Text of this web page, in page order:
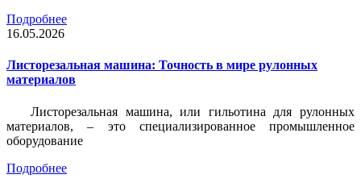
Подробнее
16.05.2026
Листорезальная машина: Точность в мире рулонных
материалов
Листорезальная машина, или гильотина для рулонных
материалов, – это специализированное промышленное
оборудование
Подробнее